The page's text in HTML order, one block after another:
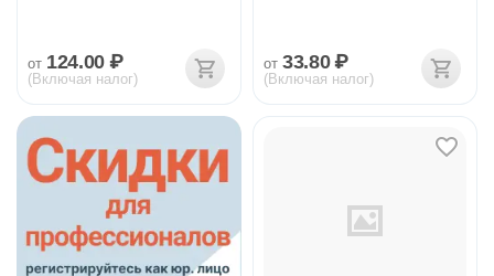
от 124.00 ₽
(Включая налог)
от 33.80 ₽
(Включая налог)